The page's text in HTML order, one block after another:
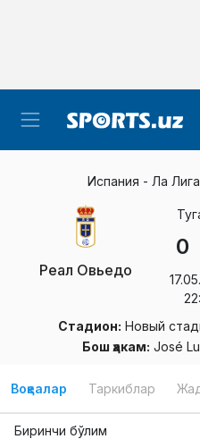
Испания - Ла Лига
Реал Овьедо
0
Стадион: Новый
Бош ҳакам: José
Воқеалар Таркиблар
Биринчи бўлим